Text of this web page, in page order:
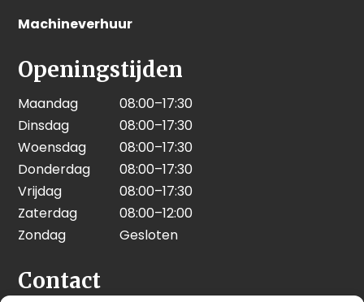
Machineverhuur
Openingstijden
Maandag
08:00–17:30
Dinsdag
08:00–17:30
Woensdag
08:00–17:30
Donderdag
08:00–17:30
Vrijdag
08:00–17:30
Zaterdag
08:00–12:00
Zondag
Gesloten
Contact